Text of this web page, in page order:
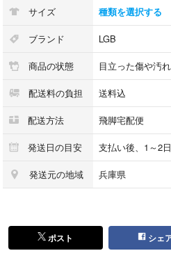
※商品状態ランクについて----------
・ランクは当店独自の基準で設定して
また、お客様の基準との間に相違があ
の相違を理由とした返品はお受けできま
は状態は記載しておりません。付属品
※色(柄)の系統について------------
・代表的なカラーで表記しております
※掲載画像について----------------
サイズ 種類を選択する
ブランド LGB
商品の状態 目立った傷や汚
配送料の負担 送料込
配送方法 飛脚宅配便
発送日の目安 支払い後、1～2
発送元の地域 兵庫県
ポスト シェ